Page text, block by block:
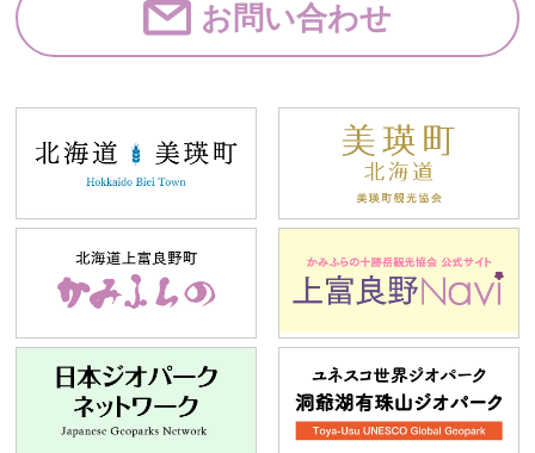
お問い合わせ